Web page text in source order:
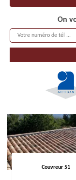
On
Couvreur 51